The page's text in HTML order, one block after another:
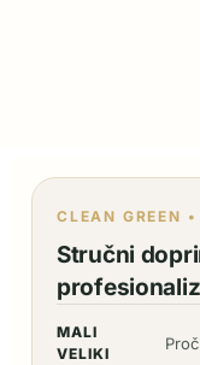
CLEAN GREEN
Stručni
MALI
VELIKI